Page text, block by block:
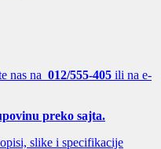
nas na 012/555-405 ili na e-
preko sajta.
slike i specifikacije